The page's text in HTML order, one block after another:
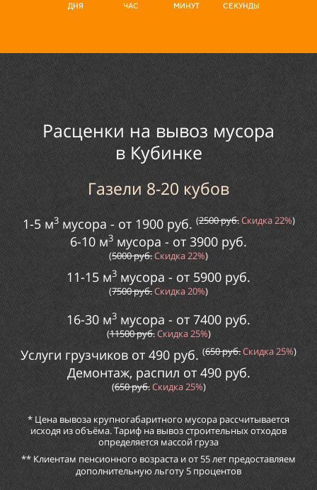
ДНЯ ЧАС МИНУТ СЕКУНДА
Расценки на вывоз мусора
в Кубинке
Газели 8-20 кубов
1-5 м3 мусора- от 1900 руб. (2500руб.Скидка22%)
6-10 м3 мусора- от 3900 руб.
(5000руб.Скидка22%)
11-15 м3 мусора - от 5900 руб.
(7500руб.Скидка20%)
16-30 м3 мусора - от 7400 руб.
(11500руб.Скидка25%)
Услуги грузчиков от 490 руб. (650руб.Скидка25%)
Демонтаж, распил от 490 руб.
(650руб.Скидка25%)
* Цена вывоза крупногабаритного мусора рассчитывается
исходя из объёма. Тариф на вывоз строительных отходов
определяется массой груза
** Клиентам пенсионного возраста и от 55 лет предоставляем
дополнительную льготу 5 процентов